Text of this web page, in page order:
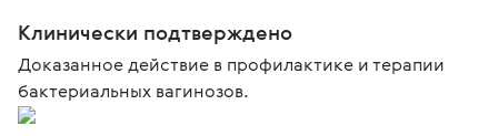
Клинически подтверждено
Доказанное действие в профилактике и терапии
бактериальных вагинозов.